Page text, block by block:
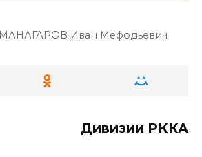
МАНАГАРОВ Иван Мефодьевич
Дивизии РККА